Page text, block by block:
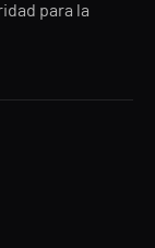
para la